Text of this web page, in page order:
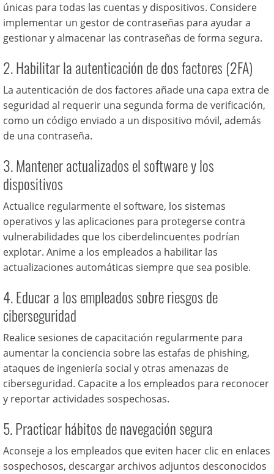
únicas para todas las cuentas y dispositivos. Considere
implementar un gestor de contraseñas para ayudar a
gestionar y almacenar las contraseñas de forma segura.
2. Habilitar la autenticación de dos factores (2FA)
La autenticación de dos factores añade una capa extra de
seguridad al requerir una segunda forma de verificación,
como un código enviado a un dispositivo móvil, además
de una contraseña.
3. Mantener actualizados el software y los
dispositivos
Actualice regularmente el software, los sistemas
operativos y las aplicaciones para protegerse contra
vulnerabilidades que los ciberdelincuentes podrían
explotar. Anime a los empleados a habilitar las
actualizaciones automáticas siempre que sea posible.
4. Educar a los empleados sobre riesgos de
ciberseguridad
Realice sesiones de capacitación regularmente para
aumentar la conciencia sobre las estafas de phishing,
ataques de ingeniería social y otras amenazas de
ciberseguridad. Capacite a los empleados para reconocer
y reportar actividades sospechosas.
5. Practicar hábitos de navegación segura
Aconseje a los empleados que eviten hacer clic en enlaces
sospechosos, descargar archivos adjuntos desconocidos